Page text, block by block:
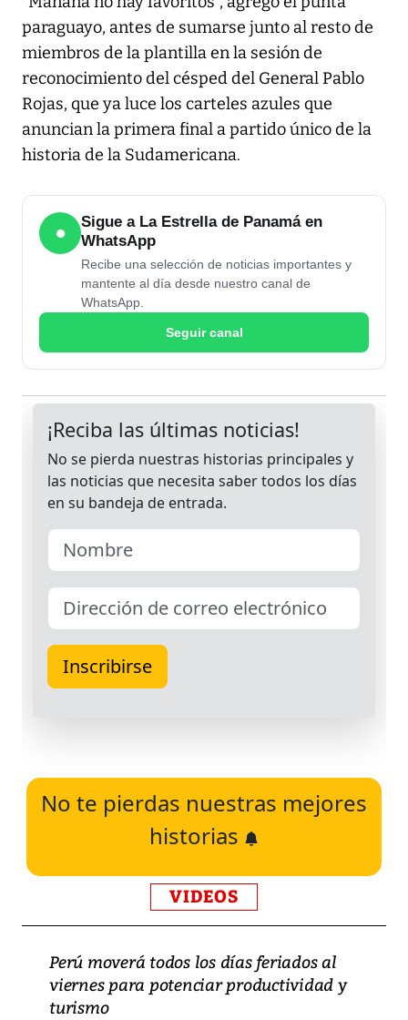
paraguayo, antes de sumarse junto al resto de
miembros de la plantilla en la sesión de
reconocimiento del césped del General Pablo
Rojas, que ya luce los carteles azules que
anuncian la primera final a partido único de la
historia de la Sudamericana.
●
Sigue a La Estrella de Panamá en
WhatsApp
Recibe una selección de noticias importantes y
mantente al día desde nuestro canal de
WhatsApp.
Seguir canal
No te pierdas nuestras mejores
historias
VIDEOS
Perú moverá todos los días feriados al
viernes para potenciar productividad y
turismo